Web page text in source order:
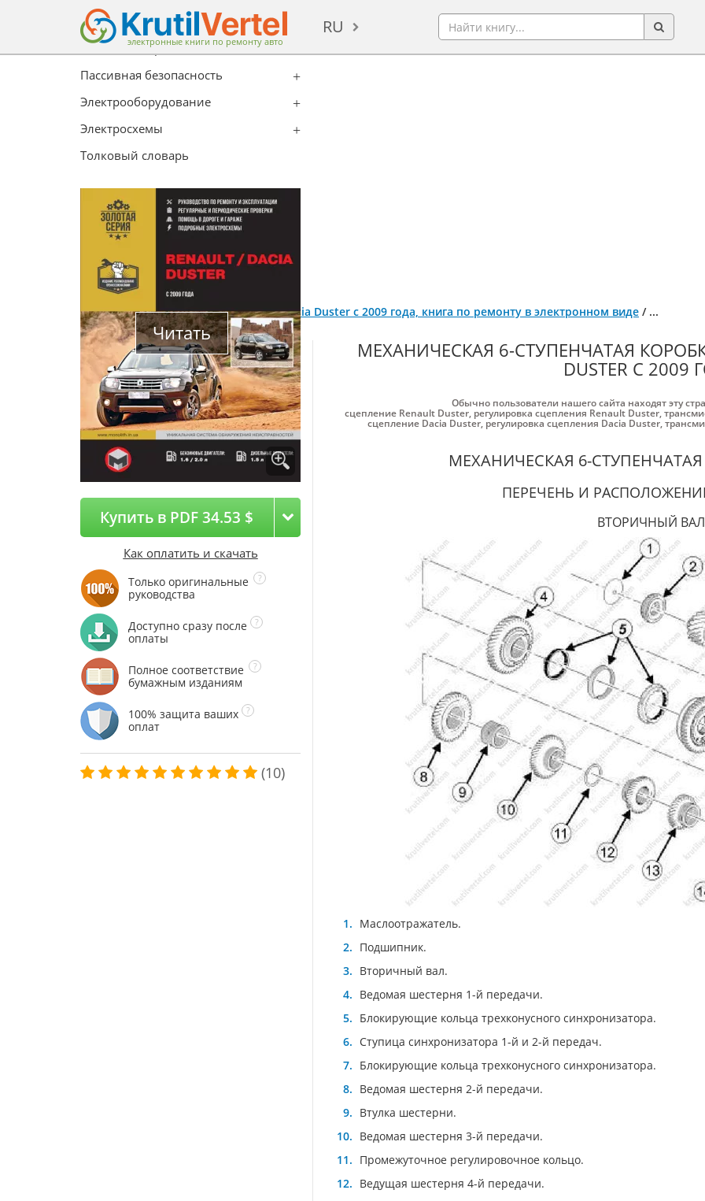
электронные книги по ремонту авто
RU
Главная/Каталог/Dacia/Renault / Dacia Duster с 2009 года, книга по ремонту в электронном виде / ...
Система отопления, вентиляции и
кондиционирования
Пассивная безопасность
Электрооборудование
Электросхемы
Толковый словарь
Читать
Купить в PDF 34.53 $
Как оплатить и скачать
Только оригинальные
руководства
Доступно сразу после
оплаты
Полное соответствие
бумажным изданиям
100% защита ваших
оплат
(10)
МЕХАНИЧЕСКАЯ 6-СТУПЕНЧАТАЯ
DUSTER С 2009
Обычно пользователи нашего сайта находят эту
сцепление Renault Duster, регулировка сцепления Renault Duster,
сцепление Dacia Duster, регулировка сцепления Dacia Duster,
МЕХАНИЧЕСКАЯ 6-
ПЕРЕЧЕНЬ И
ВТОРИЧНЫЙ ВАЛ
Маслоотражатель.
Подшипник.
Вторичный вал.
Ведомая шестерня 1-й передачи.
Блокирующие кольца трехконусного синхронизатора.
Ступица синхронизатора 1-й и 2-й передач.
Блокирующие кольца трехконусного синхронизатора.
Ведомая шестерня 2-й передачи.
Втулка шестерни.
Ведомая шестерня 3-й передачи.
Промежуточное регулировочное кольцо.
Ведущая шестерня 4-й передачи.